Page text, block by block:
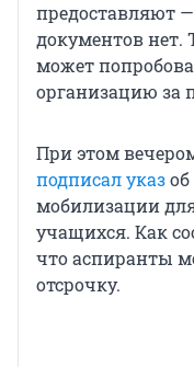
предоставляют
документов нет.
может
организацию за
При этом
подписал указ
мобилизации
учащихся. Как
что аспиранты
отсрочку.